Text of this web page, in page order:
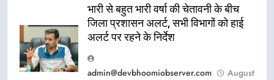
भारी से बहुत भारी वर्षा की चेतावनी के बीच
जिला प्रशासन अलर्ट, सभी विभागों को हाई
अलर्ट पर रहने के निर्देश
admin@devbhoomiobserver.com
August